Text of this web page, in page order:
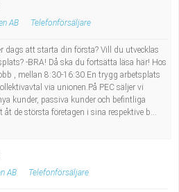
AB Telefonförsäljare
dags att starta din första? Vill du utvecklas
-BRA! Då ska du fortsätta läsa här! Hos
, mellan 8:30-16:30.En trygg arbetsplats
via unionen.På PEC säljer vi
kunder, passiva kunder och befintliga
åt de största företagen i sina respektive b...
AB Telefonförsäljare